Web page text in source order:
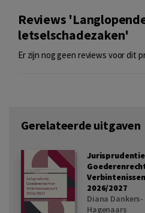
Reviews
letselschadezaken'
Er zijn nog geen reviews voor dit
Gerelateerde uitgaven
Jurisprudentie
2026/2027
Diana Dankers-
Hagenaars